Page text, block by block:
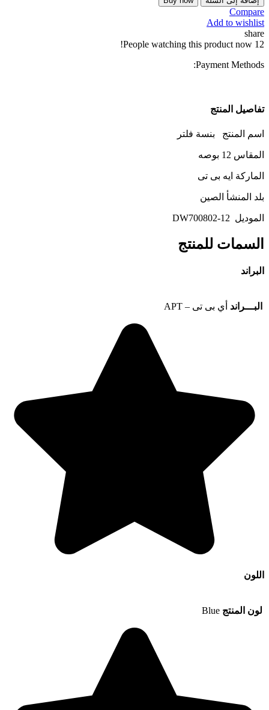
Compare
Add to wishlist
share
12
People watching this product now!
Payment Methods:
تفاصيل المنتج
اسم المنتج بنسة فلتر
المقاس 12 بوصه
الماركة ايه بى تى
بلد المنشأ الصين
الموديل DW700802-12
السمات للمنتج
البراند
البـــراند أي بى تى – APT
اللون
لون المنتج Blue